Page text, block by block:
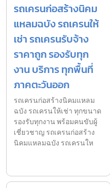
รถเครนก่อสร้างนิคม
แหลมฉบัง รถเครนให้
เช่า รถเครนรับจ้าง
ราคาถูก รองรับทุก
งาน บริการ ทุกพื้นที่
ภาคตะวันออก
รถเครนก่อสร้างนิคมแหลม
ฉบัง รถเครนให้เช่า ทุกขนาด
รองรับทุกงาน พร้อมคนขับผู้
เชี่ยวชาญ รถเครนก่อสร้าง
นิคมแหลมฉบัง รถเครนให